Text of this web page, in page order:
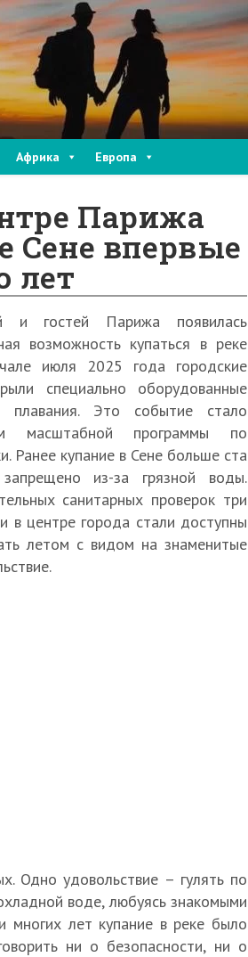
Африка Европа
Парижа
Сене впервые
лет
и гостей Парижа появилась
возможность купаться в реке
июля 2025 года городские
специально оборудованные
плавания. Это событие стало
масштабной программы по
Ранее купание в Сене больше ста
из-за грязной воды.
санитарных проверок три
в центре города стали доступны
летом с видом на знаменитые
Одно удовольствие – гулять по
воде, любуясь знакомыми
многих лет купание в реке было
ни о безопасности, ни о